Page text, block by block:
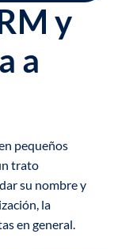
y
a
pequeños
trato
su nombre y
la
en general.